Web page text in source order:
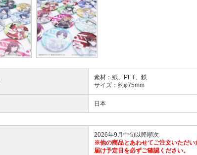
素材：紙、PET、鉄
サイズ：約φ75mm
日本
2026年9月中旬以降順次
※他の商品とあわせてご注文いただ
届け予定日を必ずご確認ください。